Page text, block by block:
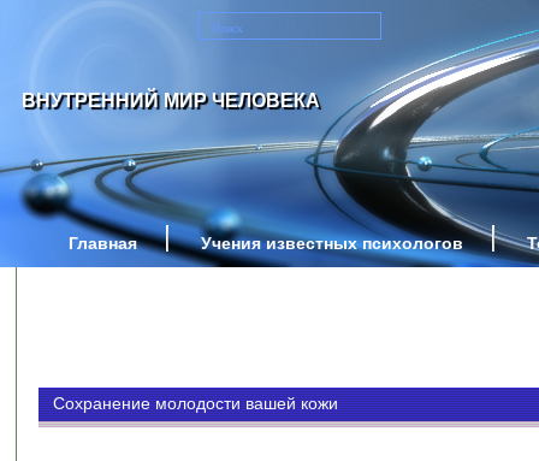
ВНУТРЕННИЙ МИР ЧЕЛОВЕКА
Главная Учения известных психологов
Сохранение молодости вашей кожи